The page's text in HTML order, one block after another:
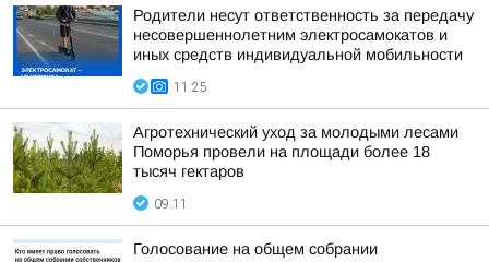
Родители несут ответственность за передачу
несовершеннолетним электросамокатов и
иных средств индивидуальной мобильности
11:25
Агротехнический уход за молодыми лесами
Поморья провели на площади более 18
тысяч гектаров
09:11
Голосование на общем собрании